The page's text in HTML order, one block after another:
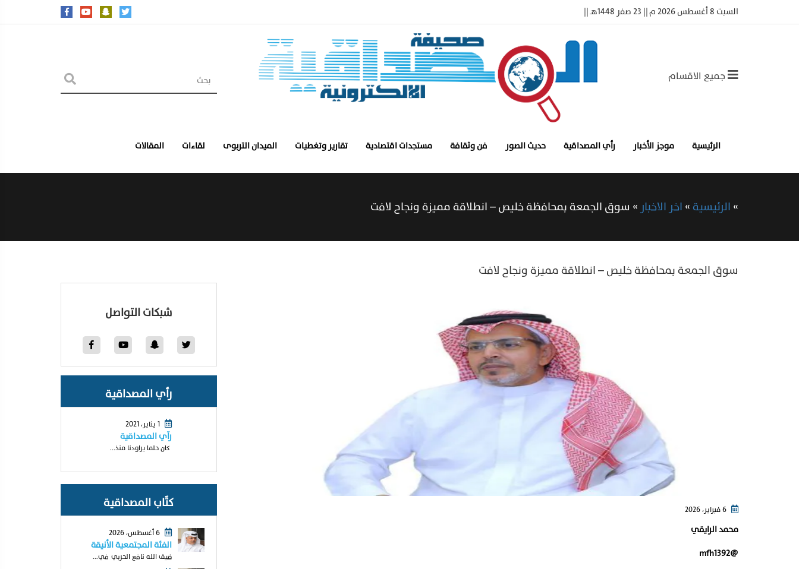
السبت 8 أغسطس 2026 م || 23 صفر 1448هـ ||
جميع الاقسام
الرئيسية موجز الأخبار رأي المصداقية حديث الصور فن وثقافة مستجدات اقتصادية تقارير وتغطيات الميدان التربوى لقاءات المقالات
»الرئيسية»اخر الاخبار » سوق الجمعة بمحافظة خليص – انطلاقة مميزة ونجاح لافت
سوق الجمعة بمحافظة خليص – انطلاقة مميزة ونجاح لافت
محمد الرايقي
@mfh1392
شبكات التواصل
رأي المصداقية
رآي المصداقية
كان حلما يراودنا منذ...
كتّاب المصداقية
الفئة المجتمعية الأنيقة
ضيف الله نافع الحربي في...